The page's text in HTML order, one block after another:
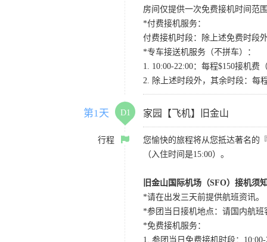
房间仅提供一次免费接机时间范
*付费接机服务：
付费接机时段：除上述免费时段
*专车接送机服务（不拼车）：
1. 10:00-22:00：每程$150接机
2. 除上述时段外，其余时段：每
第1天 D1 家园【飞机】旧金山
行程
您愉快的旅程将从您抵达著名的
（入住时间是15:00）。
旧金山国际机场（SFO）接机须
*请在出发三天前提供航班资讯。
*参团当日接机地点：请国内航班
*免费接机服务：
1. 参团当日免费接机时段：